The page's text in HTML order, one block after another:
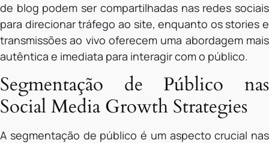
de blog podem ser compartilhadas nas redes sociais
para direcionar tráfego ao site, enquanto os stories e
transmissões ao vivo oferecem uma abordagem mais
autêntica e imediata para interagir com o público.
Segmentação de Público nas
Social Media Growth Strategies
A segmentação de público é um aspecto crucial nas